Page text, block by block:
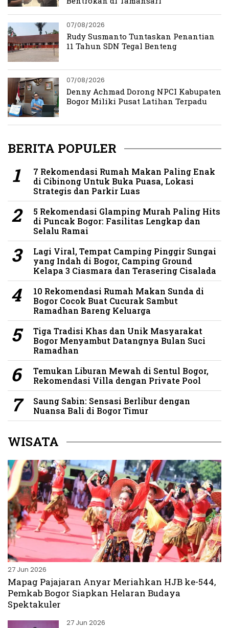
07/08/2026
Rudy Susmanto Tuntaskan Penantian
11 Tahun SDN Tegal Benteng
07/08/2026
Denny Achmad Dorong NPCI Kabupaten
Bogor Miliki Pusat Latihan Terpadu
BERITA POPULER
7 Rekomendasi Rumah Makan Paling Enak
di Cibinong Untuk Buka Puasa, Lokasi
Strategis dan Parkir Luas
5 Rekomendasi Glamping Murah Paling Hits
di Puncak Bogor: Fasilitas Lengkap dan
Selalu Ramai
Lagi Viral, Tempat Camping Pinggir Sungai
yang Indah di Bogor, Camping Ground
Kelapa 3 Ciasmara dan Terasering Cisalada
10 Rekomendasi Rumah Makan Sunda di
Bogor Cocok Buat Cucurak Sambut
Ramadhan Bareng Keluarga
Tiga Tradisi Khas dan Unik Masyarakat
Bogor Menyambut Datangnya Bulan Suci
Ramadhan
Temukan Liburan Mewah di Sentul Bogor,
Rekomendasi Villa dengan Private Pool
Saung Sabin: Sensasi Berlibur dengan
Nuansa Bali di Bogor Timur
WISATA
27 Jun 2026
Mapag Pajajaran Anyar Meriahkan HJB ke-544,
Pemkab Bogor Siapkan Helaran Budaya
Spektakuler
27 Jun 2026